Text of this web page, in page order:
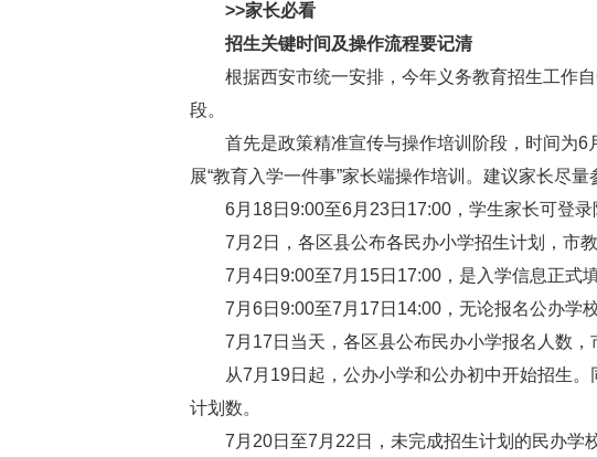
>>家长必看
招生关键时间及操作流程要记清
根据西安市统一安排，今年义务教育招生工作自
段。
首先是政策精准宣传与操作培训阶段，时间为6
展“教育入学一件事”家长端操作培训。建议家长尽量
6月18日9:00至6月23日17:00，学生家长可登录
7月2日，各区县公布各民办小学招生计划，市教
7月4日9:00至7月15日17:00，是入学信息正式填
7月6日9:00至7月17日14:00，无论报名公办学校
7月17日当天，各区县公布民办小学报名人数，
从7月19日起，公办小学和公办初中开始招生。
计划数。
7月20日至7月22日，未完成招生计划的民办学校